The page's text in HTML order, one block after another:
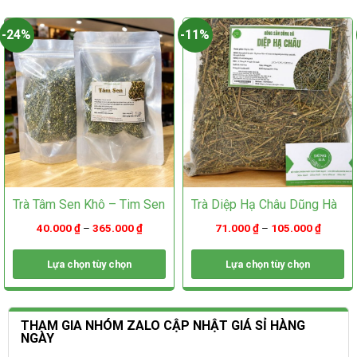
có
được
chọn
trên
trang
sản
phẩm
thể
được
chọn
trên
trang
sản
phẩm
-24%
Trà Tâm Sen Khô – Tim Sen
40.000₫– 365.000₫
Lựa chọn tùy chọn
Sản
này
có
nhiều
-11%
Trà Diệp Hạ Châu Dũng Hà
71.000₫– 105.000₫
Lựa chọn tùy chọn
Sản
này
có
THAM GIA NHÓM ZALO CẬP NHẬT GIÁ SỈ HÀNG
NGÀY